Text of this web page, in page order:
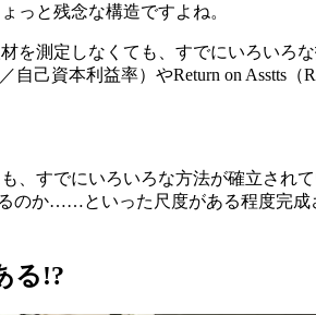
っと残念な構造ですよね。
測定しなくても、すでにいろいろ
己資本利益率）やReturn on Asstts
すでにいろいろな方法が確立され
のか……といった尺度がある程度完
る!?